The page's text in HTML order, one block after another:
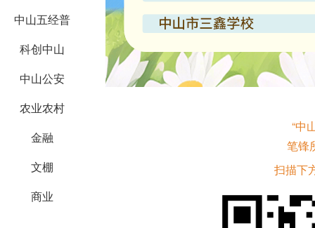
中山五经普
科创中山
中山公安
农业农村
金融
文棚
商业
“中
笔锋
扫描下